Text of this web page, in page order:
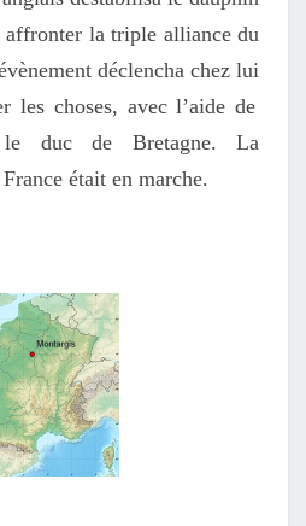
affronter la triple alliance du
déclencha chez lui
les choses, avec l’aide de
duc de Bretagne. La
était en marche.